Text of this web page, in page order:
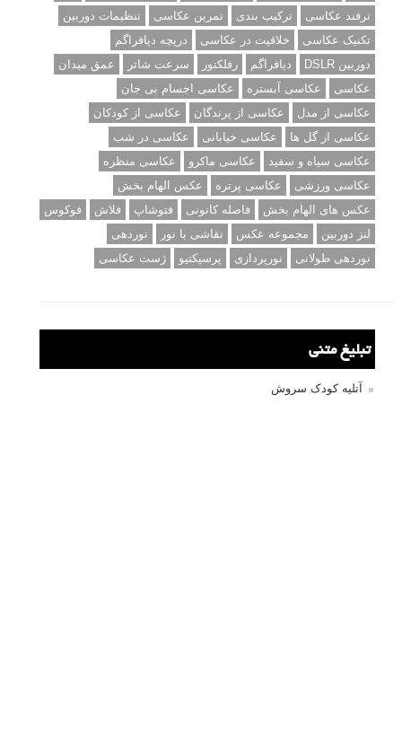
ترفند عکاسی
ترکیب بندی تمرین عکاسی
تنظیمات دوربین
تکنیک عکاسی
خلاقیت در عکاسی
دریچه دیافراگم
دوربین DSLR
دیافراگم رفلکتور سرعت شاتر
عمق میدان
عکاسی
عکاسی آبستره
عکاسی اجسام بی جان
عکاسی از مدل
عکاسی از پرندگان
عکاسی از کودکان
عکاسی از گل ها
عکاسی خیابانی
عکاسی در شب
عکاسی سیاه و سفید
عکاسی ماکرو
عکاسی منظره
عکاسی ورزشی
عکاسی پرتره
عکس الهام بخش
عکس های الهام بخش
فاصله کانونی فتوشاپ فلاش
فوکوس
لنز دوربین
مجموعه عکس نقاشی با نور
نوردهی
نوردهی طولانی
نورپردازی پرسپکتیو ژست عکاسی
تبلیغ متنی
آتلیه کودک سروش